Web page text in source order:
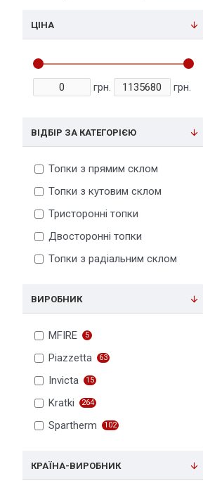
ЦІНА
грн. грн.
ВІДБІР ЗА КАТЕГОРІЄЮ
Топки з прямим склом
Топки з кутовим склом
Тристоронні топки
Двосторонні топки
Топки з радіальним склом
ВИРОБНИК
MFIRE 5
Piazzetta 63
Invicta 15
Kratki 264
Spartherm 102
КРАЇНА-ВИРОБНИК